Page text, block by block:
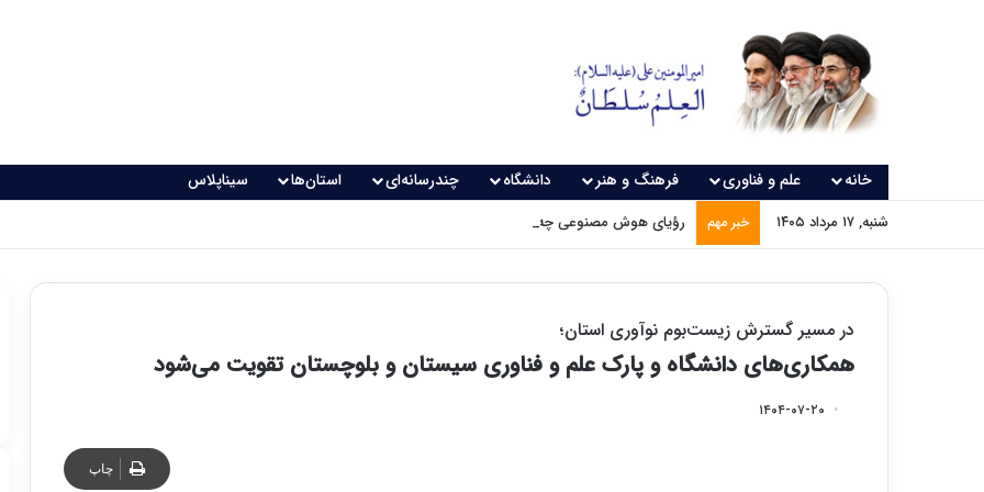
خانه علم و فناوری فرهنگ و هنر دانشگاه چندرسانه‌ای استان‌ها سیناپلاس
شنبه, ۱۷ مرداد ۱۴۰۵ خبر مهم رؤیای هوش مصنوعی چه زمانی واقعی می‌شود؟
در مسیر گسترش زیست‌بوم نوآوری استان؛
همکاری‌های دانشگاه و پارک علم و فناوری سیستان و بلوچستان تقویت می‌شود
۱۴۰۴-۰۷-۲۰
چاپ